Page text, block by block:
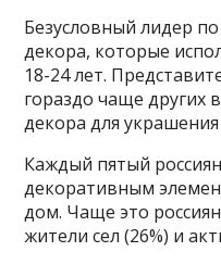
Безусловный лидер
декора, которые
18-24 лет.
гораздо чаще
декора для
Каждый пятый
декоративным
дом. Чаще это
жители сел (26%) и